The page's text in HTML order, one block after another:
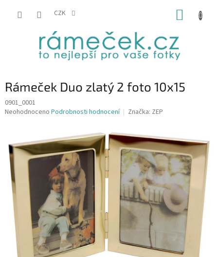
CZK
Rámeček Duo zlatý 2 foto 10x15
0901_0001
Průměrné
0,0
hvězdiček.
Neohodnoceno Podrobnosti hodnocení Značka: ZEP